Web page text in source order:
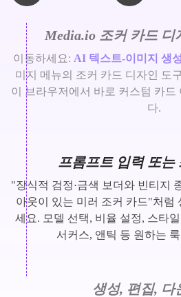
Media.io 조커 카드 디
이동하세요: AI 텍스트-이미지 생
미지 메뉴의 조커 카드 디자인 도
이 브라우저에서 바로 커스텀 카드
다.
프롬프트 입력 또는
"장식적 검정·금색 보더와 빈티지
아웃이 있는 미러 조커 카드"처럼
세요. 모델 선택, 비율 설정, 스타
서커스, 앤틱 등 원하는
생성, 편집, 다